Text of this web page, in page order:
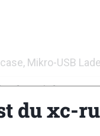
Mikro-USB
für
du xc-